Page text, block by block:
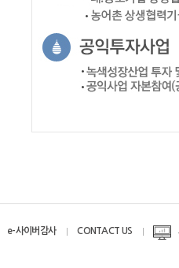
e-사이버감사 CONTACT US